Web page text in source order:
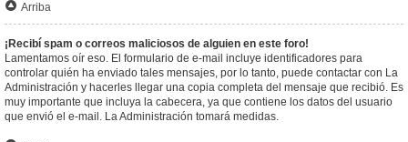
Arriba
¡Recibí spam o correos maliciosos de alguien en este foro!
Lamentamos oír eso. El formulario de e-mail incluye identificadores para
controlar quién ha enviado tales mensajes, por lo tanto, puede contactar con La
Administración y hacerles llegar una copia completa del mensaje que recibió. Es
muy importante que incluya la cabecera, ya que contiene los datos del usuario
que envió el e-mail. La Administración tomará medidas.